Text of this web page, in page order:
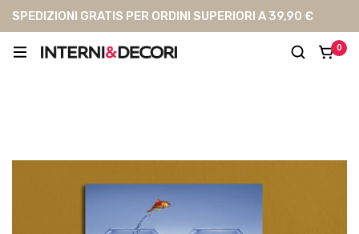
SPEDIZIONI GRATIS PER ORDINI SUPERIORI A 39,90 €
0